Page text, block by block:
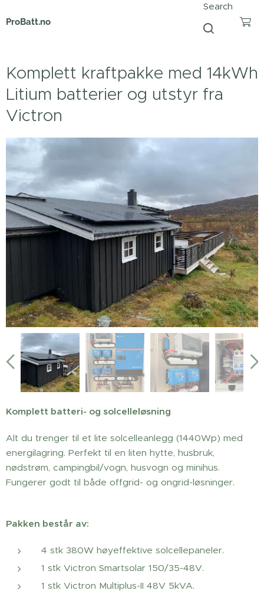
ProBatt.no
Search
Komplett kraftpakke med 14kWh
Litium batterier og utstyr fra
Victron
Komplett batteri- og solcelleløsning
Alt du trenger til et lite solcelleanlegg (1440Wp) med
energilagring. Perfekt til en liten hytte, husbruk,
nødstrøm, campingbil/vogn, husvogn og minihus.
Fungerer godt til både offgrid- og ongrid-løsninger.
Pakken består av:
4 stk 380W høyeffektive solcellepaneler.
1 stk Victron Smartsolar 150/35-48V.
1 stk Victron Multiplus-II 48V 5kVA.